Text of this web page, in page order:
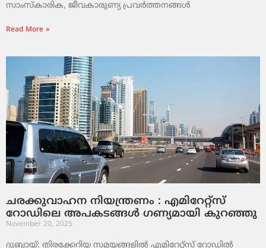
സാംസ്‌കാരിക, ജീവകാരുണ്യ പ്രവർത്തനങ്ങൾ
Read More »
ചരക്കുവാഹന നിയന്ത്രണം : എമിറേറ്റ്സ്
റോഡിലെ അപകടങ്ങൾ ഗണ്യമായി കുറഞ്ഞു
November 20, 2025
ദുബായ്: തിരക്കേറിയ സമയങ്ങളിൽ എമിറേറ്റ്സ് റോഡിൽ